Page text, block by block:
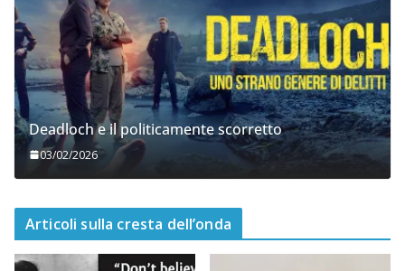
Deadloch e il politicamente scorretto
03/02/2026
Articoli sulla cresta dell’onda